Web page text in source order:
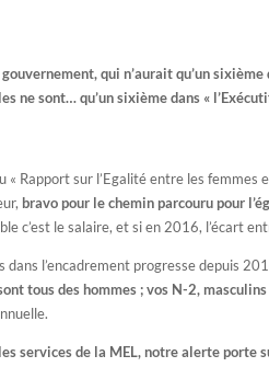
qui n’aurait qu’un
ne sont… qu’un sixième dans «
Rapport sur l’Egalité entre les femmes
bravo pour le chemin parcouru pour
c’est le salaire, et si en 2016, l’écart
l’encadrement progresse depuis
tous des hommes ; vos N-2,
services de la MEL, notre alerte porte